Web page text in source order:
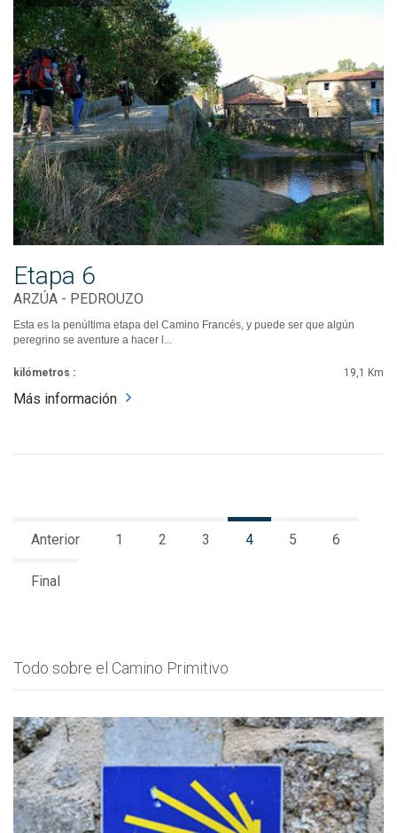
Etapa 6
ARZÚA - PEDROUZO
Esta es la penúltima etapa del Camino Francés, y puede ser que algún
peregrino se aventure a hacer l...
kilómetros : 19,1 Km
Más información
Anterior 1 2 3 4 5 6
Final
Todo sobre el Camino Primitivo